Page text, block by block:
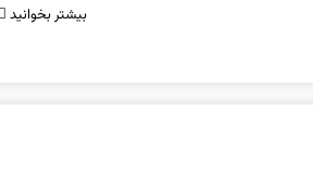
بیشتر بخوانید